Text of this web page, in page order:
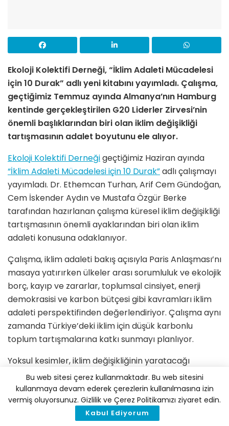
Ekoloji Kolektifi Derneği, “İklim Adaleti Mücadelesi
için 10 Durak” adlı yeni kitabını yayımladı. Çalışma,
geçtiğimiz Temmuz ayında Almanya’nın Hamburg
kentinde gerçekleştirilen G20 Liderler Zirvesi’nin
önemli başlıklarından biri olan iklim değişikliği
tartışmasının adalet boyutunu ele alıyor.
Ekoloji Kolektifi Derneğigeçtiğimiz Haziran ayında
“İklim Adaleti Mücadelesi için 10 Durak”adlı çalışmayı
yayımladı. Dr. Ethemcan Turhan, Arif Cem Gündoğan,
Cem İskender Aydın ve Mustafa Özgür Berke
tarafından hazırlanan çalışma küresel iklim değişikliği
tartışmasının önemli ayaklarından biri olan iklim
adaleti konusuna odaklanıyor.
Çalışma, iklim adaleti bakış açısıyla Paris Anlaşması’nı
masaya yatırırken ülkeler arası sorumluluk ve ekolojik
borç, kayıp ve zararlar, toplumsal cinsiyet, enerji
demokrasisi ve karbon bütçesi gibi kavramları iklim
adaleti perspektifinden değerlendiriyor. Çalışma aynı
zamanda Türkiye’deki iklim için düşük karbonlu
toplum tartışmalarına katkı sunmayı planlıyor.
Yoksul kesimler, iklim değişikliğinin yaratacağı
yıkımdan adaletsiz biçimde en çok etkilenecek olan
toplumsal katmanların başında geliyor. Hem ülkeler
arası hem de ülke içi eşitsizlikler kendisini gelir
seviyesi, toplumsal cinsiyet ve eğitim durumu gibi
Bu web sitesi çerez kullanmaktadır. Bu web sitesini
kullanmaya devam ederek çerezlerin kullanılmasına izin
vermiş oluyorsunuz. Gizlilik ve Çerez Politikamızı ziyaret edin.
Kabul Ediyorum